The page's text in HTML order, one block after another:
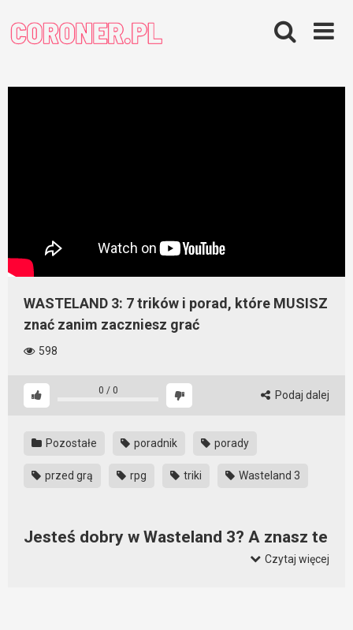
content
WASTELAND 3: 7 trików i porad, które MUSISZ
znać zanim zaczniesz grać
598
0 / 0 Podaj dalej
Pozostałe poradnik porady
przed grą rpg triki Wasteland 3
Jesteś dobry w Wasteland 3? A znasz te
Czytaj więcej